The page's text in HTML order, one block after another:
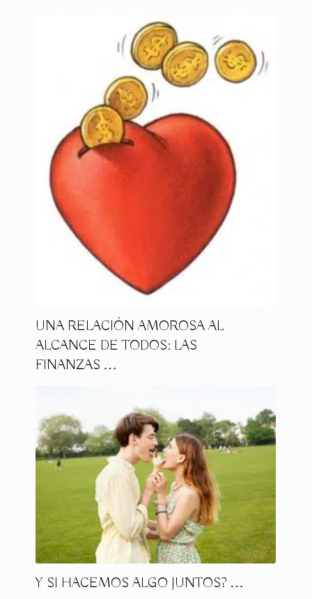
UNA RELACIÓN AMOROSA AL
ALCANCE DE TODOS: LAS
FINANZAS …
Y SI HACEMOS ALGO JUNTOS? …